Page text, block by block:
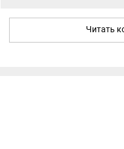
Читать